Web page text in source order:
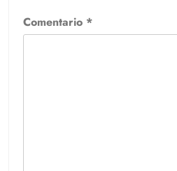
Comentario *